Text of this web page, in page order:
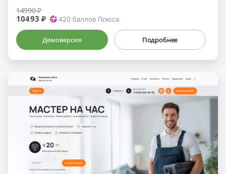
14990 ₽
10493 ₽ 420 баллов Плюса
Демоверсия Подробнее